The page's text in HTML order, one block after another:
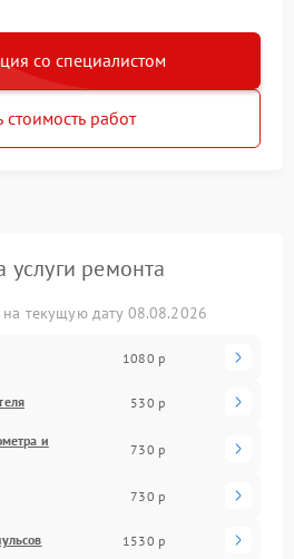
со специалистом
стоимость работ
ремонта
текущую дату 08.08.2026
1080 р
530 р
и
730 р
730 р
1530 р